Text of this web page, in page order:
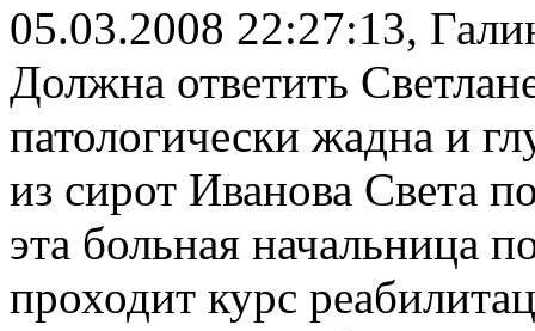
05.03.2008 22:27:13,
Должна ответить
патологически жадна и
из сирот Иванова Света
эта больная начальница
проходит курс